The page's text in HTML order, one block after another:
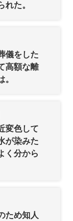
た。
儀をした
高額な離
変色して
が染みた
く分から
ため知人